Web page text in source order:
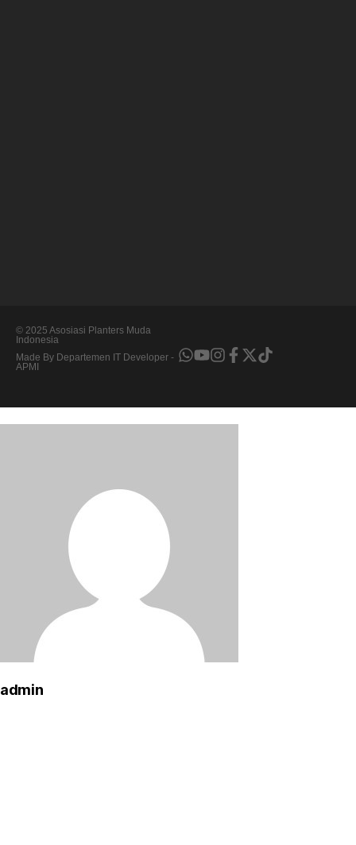
© 2025 Asosiasi Planters Muda
Indonesia
Made By Departemen IT Developer -
APMI
admin